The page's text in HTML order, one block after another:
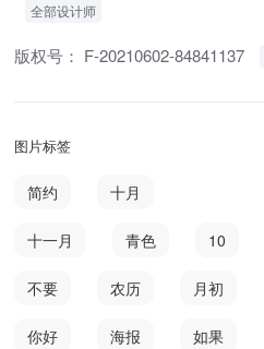
全部设计师
版权号： F-20210602-84841137
图片标签
简约 十月
十一月 青色 10
不要 农历 月初
你好 海报 如果